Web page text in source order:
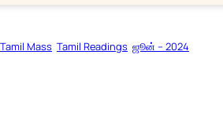
Tamil Mass Tamil Readings ஜூன் – 2024